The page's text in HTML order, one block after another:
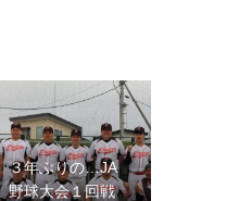
３年ぶりの…JA
野球大会１回戦